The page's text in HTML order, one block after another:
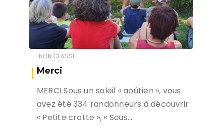
NON CLASSÉ
Merci
MERCI Sous un soleil « aoûtien », vous
avez été 334 randonneurs à découvrir
« Petite crotte », « Sous…